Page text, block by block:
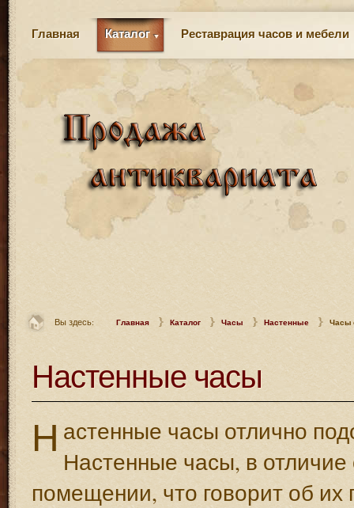
Главная Каталог Реставрация часов и мебели
Вы здесь: Главная Каталог Часы Настенные Часы
Настенные часы
Н астенные часы отлично
Настенные часы, в
помещении, что говорит об